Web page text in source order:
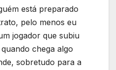
está preparado
pelo menos eu
jogador que subiu
chega algo
sobretudo para a